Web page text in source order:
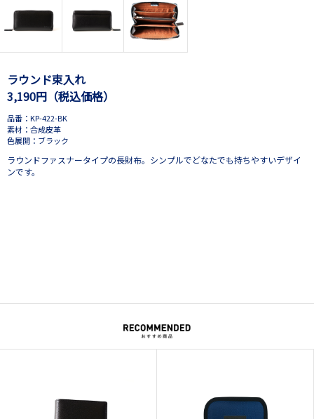
ラウンド束入れ
3,190円（税込価格）
品番：KP-422-BK
素材：合成皮革
色展開：ブラック
ラウンドファスナータイプの長財布。シンプルでどなたでも持ちやすいデザイ
ンです。